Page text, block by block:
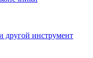
другой инструмент